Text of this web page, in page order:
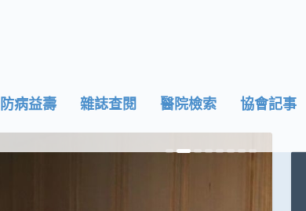
防病益壽 雜誌查閱 醫院檢索 協會記事